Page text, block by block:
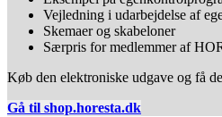
Vejledning i udarbejdelse af
Skemaer og skabeloner
Særpris for medlemmer af
Køb den elektroniske udgave og få
Gå til shop.horesta.dk